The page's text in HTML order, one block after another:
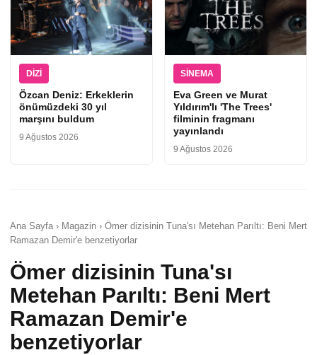
DIZI
Özcan Deniz: Erkeklerin
önümüzdeki 30 yıl
marşını buldum
9 Ağustos 2026
SINEMA
Eva Green ve Murat
Yıldırım'lı 'The Trees'
filminin fragmanı
yayınlandı
9 Ağustos 2026
Ana Sayfa › Magazin › Ömer dizisinin Tuna'sı Metehan Parıltı: Beni Mert
Ramazan Demir'e benzetiyorlar
Ömer dizisinin Tuna'sı
Metehan Parıltı: Beni Mert
Ramazan Demir'e
benzetiyorlar